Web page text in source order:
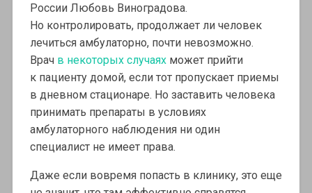
России Любовь Виноградова.
Но контролировать, продолжает ли человек
лечиться амбулаторно, почти невозможно.
Врач в некоторых случаяхможет прийти
к пациенту домой, если тот пропускает приемы
в дневном стационаре. Но заставить человека
принимать препараты в условиях
амбулаторного наблюдения ни один
специалист не имеет права.
Даже если вовремя попасть в клинику, это еще